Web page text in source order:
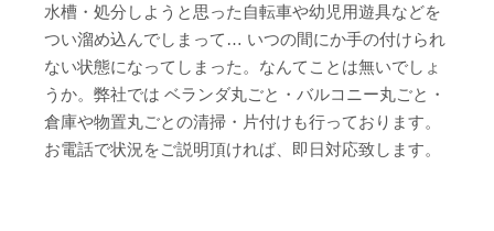
水槽・処分しようと思った自転車や幼児用遊具などを
つい溜め込んでしまって… いつの間にか手の付けられ
ない状態になってしまった。なんてことは無いでしょ
うか。弊社では ベランダ丸ごと・バルコニー丸ごと・
倉庫や物置丸ごとの清掃・片付けも行っております。
お電話で状況をご説明頂ければ、即日対応致します。